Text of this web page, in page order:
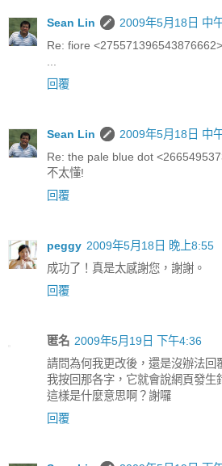
Sean Lin
2009年5月18日 中
Re: fiore <275571396543876662>
...
回覆
Sean Lin
2009年5月18日 中
Re: the pale blue dot
不太懂!
回覆
peggy 2009年5月18日 晚上8:55
成功了！真是太感謝您，謝謝。
回覆
匿名 2009年5月19日 下午4:36
請問為何我更改後，還是沒辦法回
我按回那各字，它就會說網頁發生
這樣是什麼意思啊？謝囉
回覆